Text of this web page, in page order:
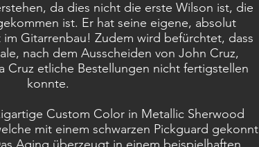
da dies nicht die erste Wilson ist, die
ist. Er hat seine eigene, absolut
Gitarrenbau! Zudem wird befürchtet, dass
nach dem Ausscheiden von John Cruz,
Cruz etliche Bestellungen nicht fertigstellen
konnte.
Custom Color in Metallic Sherwood
mit einem schwarzen Pickguard gekonnt